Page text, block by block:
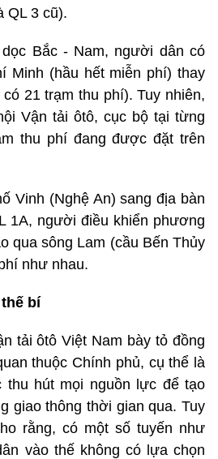
QL 3 cũ).
Bắc - Nam, người dân có
Minh (hầu hết miễn phí) thay
21 trạm thu phí). Tuy nhiên,
Vận tải ôtô, cục bộ tại từng
thu phí đang được đặt trên
Vinh (Nghệ An) sang địa bàn
1A, người điều khiển phương
qua sông Lam (cầu Bến Thủy
như nhau.
bí
tải ôtô Việt Nam bày tỏ đồng
thuộc Chính phủ, cụ thể là
thu hút mọi nguồn lực để tạo
giao thông thời gian qua. Tuy
rằng, có một số tuyến như
vào thế không có lựa chọn